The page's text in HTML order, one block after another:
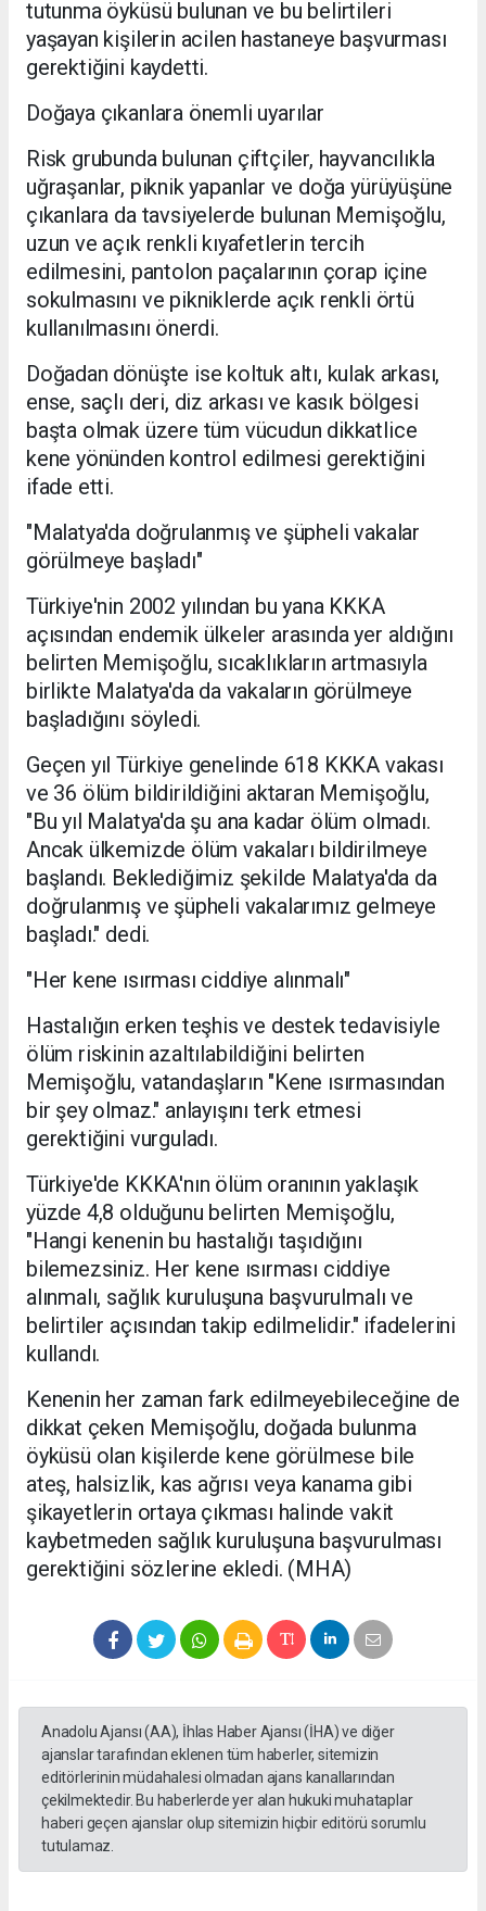
tutunma öyküsü bulunan ve bu belirtileri
yaşayan kişilerin acilen hastaneye başvurması
gerektiğini kaydetti.
Doğaya çıkanlara önemli uyarılar
Risk grubunda bulunan çiftçiler, hayvancılıkla
uğraşanlar, piknik yapanlar ve doğa yürüyüşüne
çıkanlara da tavsiyelerde bulunan Memişoğlu,
uzun ve açık renkli kıyafetlerin tercih
edilmesini, pantolon paçalarının çorap içine
sokulmasını ve pikniklerde açık renkli örtü
kullanılmasını önerdi.
Doğadan dönüşte ise koltuk altı, kulak arkası,
ense, saçlı deri, diz arkası ve kasık bölgesi
başta olmak üzere tüm vücudun dikkatlice
kene yönünden kontrol edilmesi gerektiğini
ifade etti.
"Malatya'da doğrulanmış ve şüpheli vakalar
görülmeye başladı"
Türkiye'nin 2002 yılından bu yana KKKA
açısından endemik ülkeler arasında yer aldığını
belirten Memişoğlu, sıcaklıkların artmasıyla
birlikte Malatya'da da vakaların görülmeye
başladığını söyledi.
Geçen yıl Türkiye genelinde 618 KKKA vakası
ve 36 ölüm bildirildiğini aktaran Memişoğlu,
"Bu yıl Malatya'da şu ana kadar ölüm olmadı.
Ancak ülkemizde ölüm vakaları bildirilmeye
başlandı. Beklediğimiz şekilde Malatya'da da
doğrulanmış ve şüpheli vakalarımız gelmeye
başladı." dedi.
"Her kene ısırması ciddiye alınmalı"
Hastalığın erken teşhis ve destek tedavisiyle
ölüm riskinin azaltılabildiğini belirten
Memişoğlu, vatandaşların "Kene ısırmasından
bir şey olmaz." anlayışını terk etmesi
gerektiğini vurguladı.
Türkiye'de KKKA'nın ölüm oranının yaklaşık
yüzde 4,8 olduğunu belirten Memişoğlu,
"Hangi kenenin bu hastalığı taşıdığını
bilemezsiniz. Her kene ısırması ciddiye
alınmalı, sağlık kuruluşuna başvurulmalı ve
belirtiler açısından takip edilmelidir." ifadelerini
kullandı.
Kenenin her zaman fark edilmeyebileceğine de
dikkat çeken Memişoğlu, doğada bulunma
öyküsü olan kişilerde kene görülmese bile
ateş, halsizlik, kas ağrısı veya kanama gibi
şikayetlerin ortaya çıkması halinde vakit
kaybetmeden sağlık kuruluşuna başvurulması
gerektiğini sözlerine ekledi. (MHA)
Anadolu Ajansı (AA), İhlas Haber Ajansı (İHA) ve diğer
ajanslar tarafından eklenen tüm haberler, sitemizin
editörlerinin müdahalesi olmadan ajans kanallarından
çekilmektedir. Bu haberlerde yer alan hukuki muhataplar
haberi geçen ajanslar olup sitemizin hiçbir editörü sorumlu
tutulamaz.